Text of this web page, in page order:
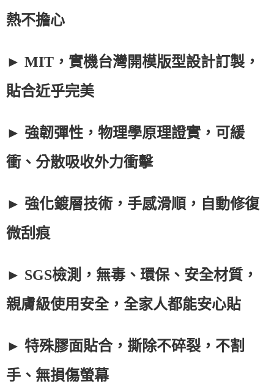
熱不擔心
► MIT ，實機台灣開模版型設計訂製，
貼合近乎完美
► 強韌彈性，物理學原理證實，可緩
衝、分散吸收外力衝擊
► 強化鍍層技術，手感滑順，自動修復
微刮痕
► SGS檢測，無毒、環保、安全材質，
親膚級使用安全，全家人都能安心貼
► 特殊膠面貼合，撕除不碎裂，不割
手、無損傷螢幕